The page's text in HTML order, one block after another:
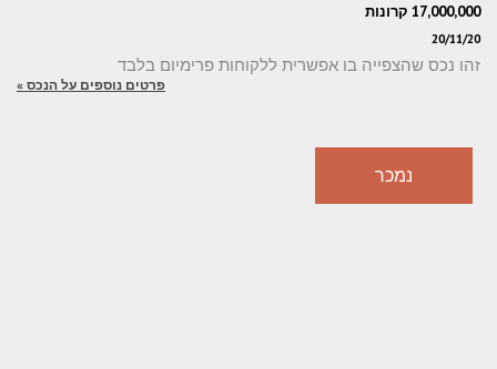
17,000,000 קרונות
20/11/20
זהו נכס שהצפייה בו אפשרית ללקוחות פרימיום בלבד
פרטים נוספים על הנכס »
נמכר